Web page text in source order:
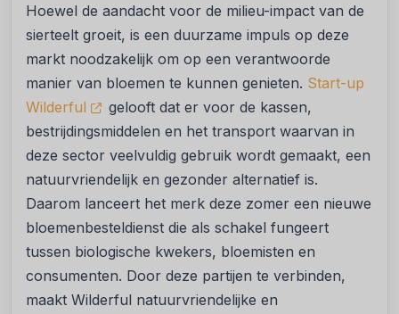
Hoewel de aandacht voor de milieu-impact van de
sierteelt groeit, is een duurzame impuls op deze
markt noodzakelijk om op een verantwoorde
manier van bloemen te kunnen genieten. Start-up
Wilderful
gelooft dat er voor de kassen,
bestrijdingsmiddelen en het transport waarvan in
deze sector veelvuldig gebruik wordt gemaakt, een
natuurvriendelijk en gezonder alternatief is.
Daarom lanceert het merk deze zomer een nieuwe
bloemenbesteldienst die als schakel fungeert
tussen biologische kwekers, bloemisten en
consumenten. Door deze partijen te verbinden,
maakt Wilderful natuurvriendelijke en